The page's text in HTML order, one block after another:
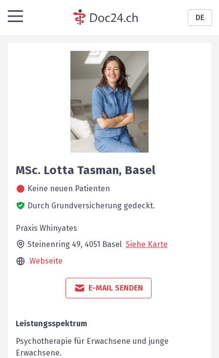
DE
MSc. Lotta Tasman, Basel
Keine neuen Patienten
Durch Grundversicherung gedeckt.
Praxis Whinyates
Steinenring 49, 4051 Basel Siehe Karte
Webseite
E-MAIL SENDEN
Leistungsspektrum
Psychotherapie für Erwachsene und junge
Erwachsene.